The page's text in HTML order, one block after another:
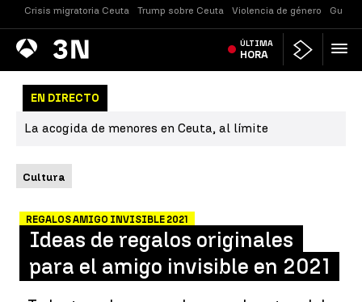
Crisis migratoria Ceuta Trump sobre Ceuta Violencia de género
Antena
3 Noticias ÚLTIMA
HORA
EN DIRECTO
La acogida de menores en Ceuta, al límite
Cultura
REGALOS AMIGO INVISIBLE 2021
Ideas de regalos originales
para el amigo invisible en 2021